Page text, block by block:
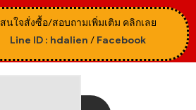
สนใจสั่งซื้อ/สอบถามเพิ่มเติม คลิกเลย
Line ID : hdalien / Facebook